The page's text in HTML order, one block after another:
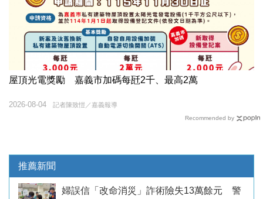
屋頂光電獎勵 嘉義市加碼每瓩2千、最高2萬
記者陳致愷／嘉義報導
2026-08-04
Recommended by
推薦新聞
婦誤信「改命消災」詐術險失13萬餘元 警